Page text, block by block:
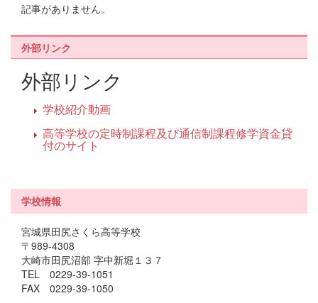
記事がありません。
外部リンク
外部リンク
学校紹介動画
高等学校の定時制課程及び通信制課程修学資金貸
付のサイト
学校情報
宮城県田尻さくら高等学校
〒989-4308
大崎市田尻沼部 字中新堀１３７
TEL 0229-39-1051
FAX 0229-39-1050